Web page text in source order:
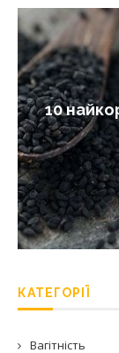
10
КАТЕГОРІЇ
Вагітність